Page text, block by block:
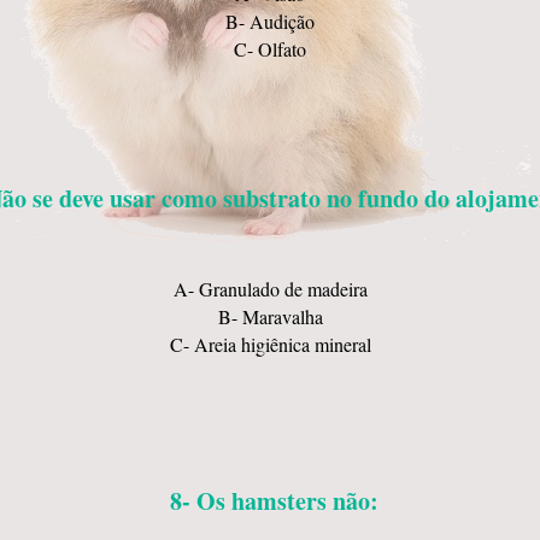
B- Audição
C- Olfato
se deve usar como substrato no fundo do
A- Granulado de madeira
B- Maravalha
C- Areia higiênica mineral
8- Os hamsters não: